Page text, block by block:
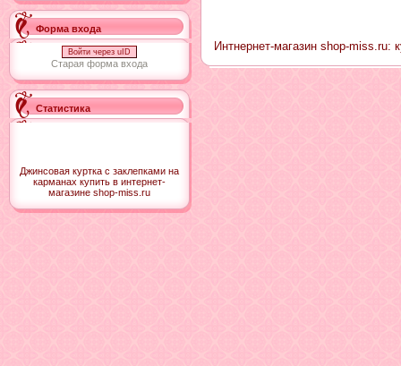
Форма входа
Войти через uID
Старая форма входа
Статистика
Джинсовая куртка с заклепками на
карманах купить в интернет-
магазине shop-miss.ru
Интнернет-магазин shop-